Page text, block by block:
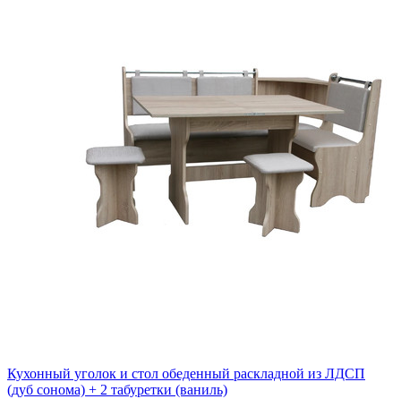
Кухонный уголок и стол обеденный раскладной из ЛДСП
(дуб сонома) + 2 табуретки (ваниль)